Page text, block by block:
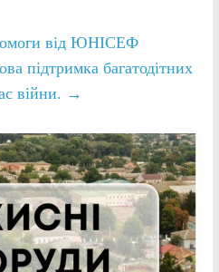
від ЮНІСЕФ
підтримка багатодітних
війни. →